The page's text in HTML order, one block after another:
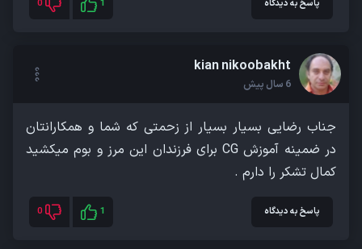
پاسخ به دیدگاه 1
0
kian nikoobakht
6 سال پیش
جناب رضایی بسیار بسیار از زحمتی که شما و همکارانتان
در ضمینه آموزش CG برای فرزندان این مرز و بوم میکشید
کمال تشکر را دارم .
پاسخ به دیدگاه 1
0